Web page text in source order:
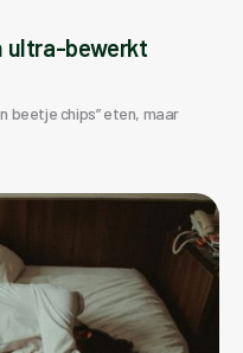
ultra-bewerkt
beetje chips” eten, maar